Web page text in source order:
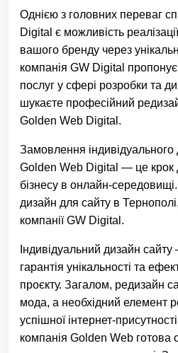
Однією з головних переваг
Digital є можливість
вашого бренду через
компанія GW Digital
послуг у сфері розробки та
шукаєте професійний
Golden Web Digital.
Замовлення індивідуального
Golden Web Digital — це крок
бізнесу в онлайн-
дизайн для сайту в
компанії GW Digital.
Індивідуальний дизайн
гарантія унікальності та
проєкту. Загалом, редизайн
мода, а необхідний елемент
успішної інтернет-
компанія Golden Web готова